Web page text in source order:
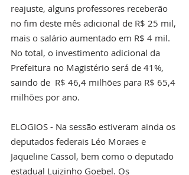
reajuste, alguns professores receberão
no fim deste mês adicional de R$ 25 mil,
mais o salário aumentado em R$ 4 mil.
No total, o investimento adicional da
Prefeitura no Magistério será de 41%,
saindo de  R$ 46,4 milhões para R$ 65,4
milhões por ano.
ELOGIOS - Na sessão estiveram ainda os
deputados federais Léo Moraes e
Jaqueline Cassol, bem como o deputado
estadual Luizinho Goebel. Os